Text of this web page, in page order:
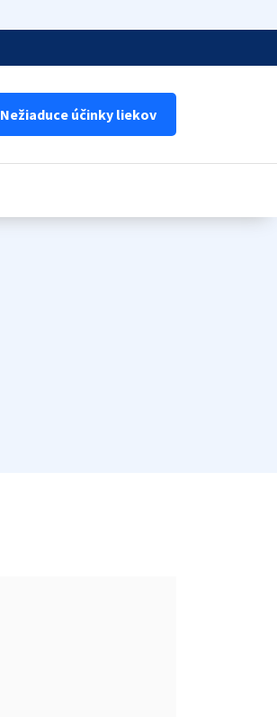
Nežiaduce účinky liekov